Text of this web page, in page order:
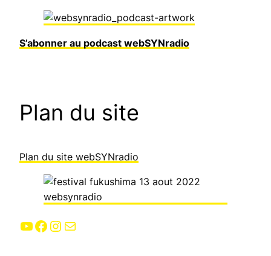
S’abonner au podcast webSYNradio
Plan du site
Plan du site webSYNradio
YouTube Facebook Instagram E-mail